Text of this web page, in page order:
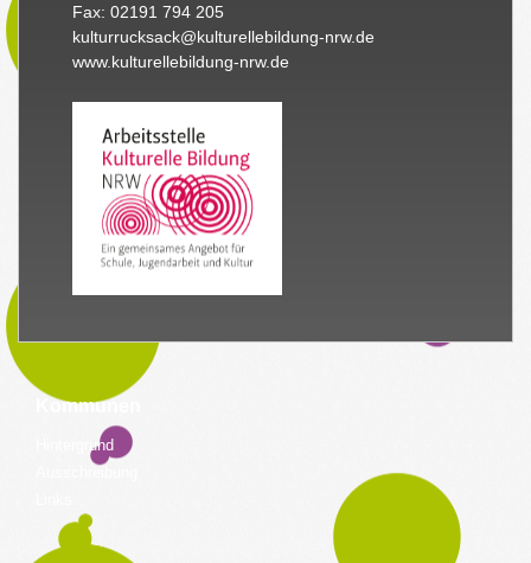
Fax: 02191 794 205
kulturrucksack@kulturellebildung-nrw.de
www.kulturellebildung-nrw.de
Kommunen
Hintergrund
Ausschreibung